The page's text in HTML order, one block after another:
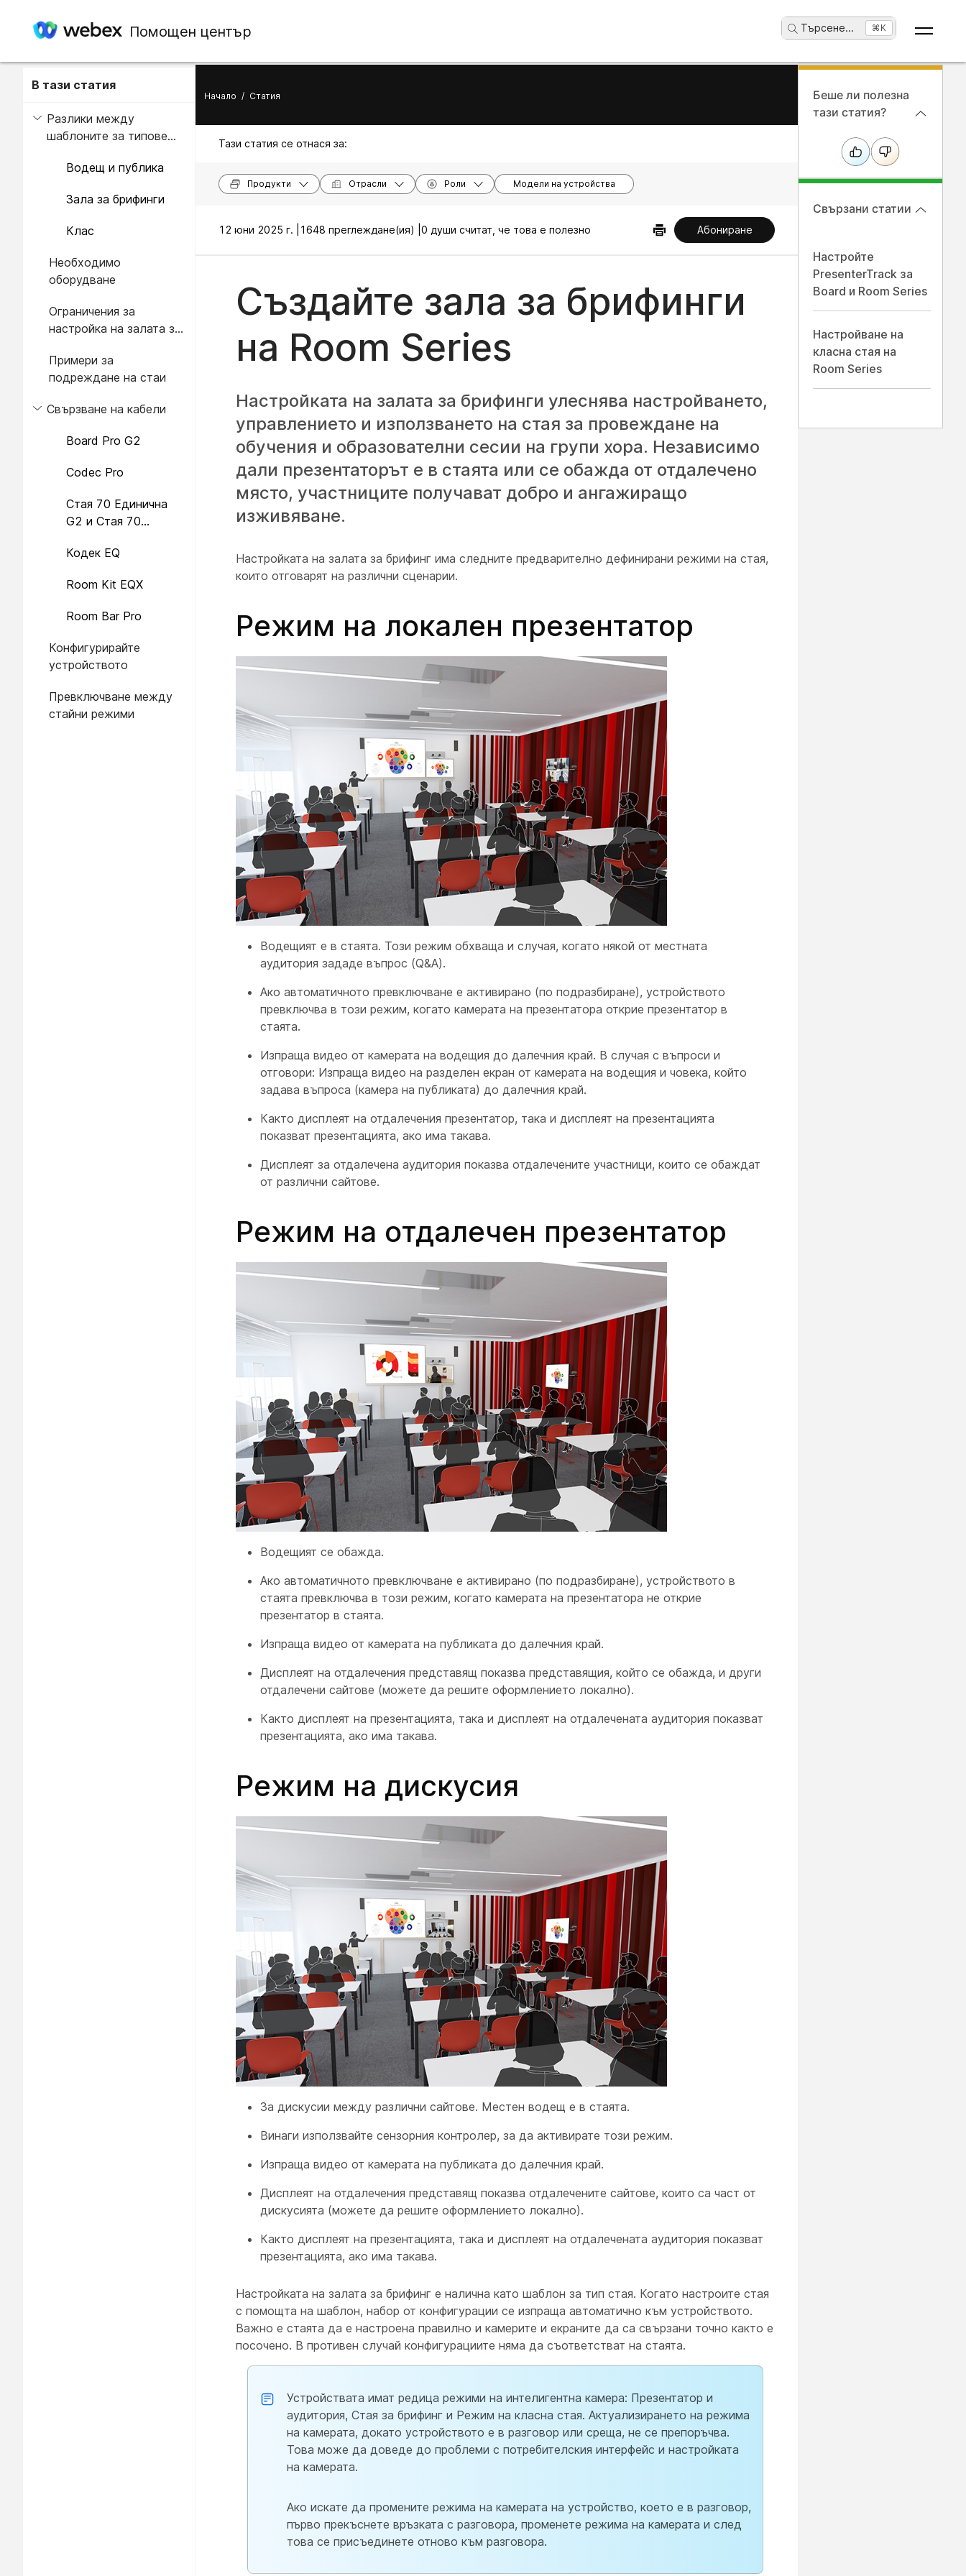
Помощен център Търсене... ⌘K
В тази статия
Разлики между
шаблоните за типове
Водещ и публика
Зала за брифинги
Клас
Необходимо
оборудване
Ограничения за
настройка на залата за
Примери за
подреждане на стаи
Свързване на кабели
Board Pro G2
Codec Pro
Стая 70 Единична
G2 и Стая 70
Кодек EQ
Room Kit EQX
Room Bar Pro
Конфигурирайте
устройството
Превключване между
стайни режими
Начало / Статия
Тази статия се отнася за:
Продукти Отрасли Роли Модели на устройства
12 юни 2025 г. | 1648 преглеждане(ия) | 0 души считат, че това е полезно Абониране
Създайте зала за брифинги
на Room Series
Настройката на залата за брифинги улеснява настройването,
управлението и използването на стая за провеждане на
обучения и образователни сесии на групи хора. Независимо
дали презентаторът е в стаята или се обажда от отдалечено
място, участниците получават добро и ангажиращо
изживяване.
Настройката на залата за брифинг има следните предварително дефинирани режими на стая,
които отговарят на различни сценарии.
Режим на локален презентатор
Водещият е в стаята. Този режим обхваща и случая, когато някой от местната
аудитория зададе въпрос (Q&A).
Ако автоматичното превключване е активирано (по подразбиране), устройството
превключва в този режим, когато камерата на презентатора открие презентатор в
стаята.
Изпраща видео от камерата на водещия до далечния край. В случая с въпроси и
отговори: Изпраща видео на разделен екран от камерата на водещия и човека, който
задава въпроса (камера на публиката) до далечния край.
Както дисплеят на отдалечения презентатор, така и дисплеят на презентацията
показват презентацията, ако има такава.
Дисплеят за отдалечена аудитория показва отдалечените участници, които се обаждат
от различни сайтове.
Режим на отдалечен презентатор
Водещият се обажда.
Ако автоматичното превключване е активирано (по подразбиране), устройството в
стаята превключва в този режим, когато камерата на презентатора не открие
презентатор в стаята.
Изпраща видео от камерата на публиката до далечния край.
Дисплеят на отдалечения представящ показва представящия, който се обажда, и други
отдалечени сайтове (можете да решите оформлението локално).
Както дисплеят на презентацията, така и дисплеят на отдалечената аудитория показват
презентацията, ако има такава.
Режим на дискусия
За дискусии между различни сайтове. Местен водещ е в стаята.
Винаги използвайте сензорния контролер, за да активирате този режим.
Изпраща видео от камерата на публиката до далечния край.
Дисплеят на отдалечения представящ показва отдалечените сайтове, които са част от
дискусията (можете да решите оформлението локално).
Както дисплеят на презентацията, така и дисплеят на отдалечената аудитория показват
презентацията, ако има такава.
Настройката на залата за брифинг е налична като шаблон за тип стая. Когато настроите стая
с помощта на шаблон, набор от конфигурации се изпраща автоматично към устройството.
Важно е стаята да е настроена правилно и камерите и екраните да са свързани точно както е
посочено. В противен случай конфигурациите няма да съответстват на стаята.
Устройствата имат редица режими на интелигентна камера: Презентатор и
аудитория, Стая за брифинг и Режим на класна стая. Актуализирането на режима
на камерата, докато устройството е в разговор или среща, не се препоръчва.
Това може да доведе до проблеми с потребителския интерфейс и настройката
на камерата.
Ако искате да промените режима на камерата на устройство, което е в разговор,
първо прекъснете връзката с разговора, променете режима на камерата и след
това се присъединете отново към разговора.
Беше ли полезна
тази статия?
Свързани статии
Настройте
PresenterTrack за
Board и Room Series
Настройване на
класна стая на
Room Series